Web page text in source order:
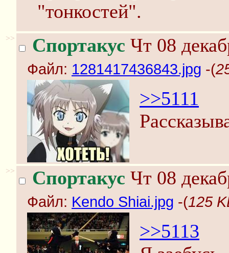
"тонкостей".
>> Спортакус Чт 08
Файл: 1281417436843.jpg -(
>>5111
>> Спортакус Чт 08
Файл: Kendo Shiai.jpg -(125
>>5113